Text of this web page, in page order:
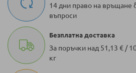
14 дни право на връщане
въпроси
Безплатна доставка
За поръчки над 51,13 € /
кг